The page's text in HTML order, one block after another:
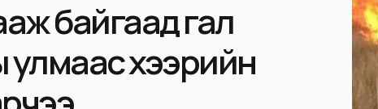
байгаад гал
хээрийн